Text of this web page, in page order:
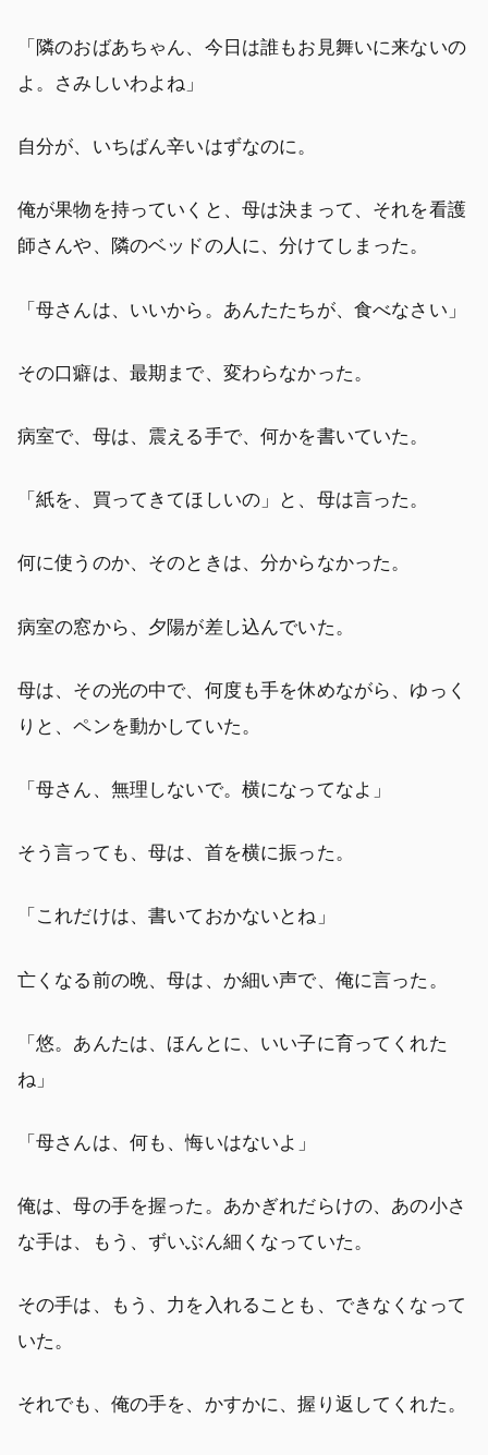
「隣のおばあちゃん、今日は誰もお見舞いに来ないの
よ。さみしいわよね」
自分が、いちばん辛いはずなのに。
俺が果物を持っていくと、母は決まって、それを看護
師さんや、隣のベッドの人に、分けてしまった。
「母さんは、いいから。あんたたちが、食べなさい」
その口癖は、最期まで、変わらなかった。
病室で、母は、震える手で、何かを書いていた。
「紙を、買ってきてほしいの」と、母は言った。
何に使うのか、そのときは、分からなかった。
病室の窓から、夕陽が差し込んでいた。
母は、その光の中で、何度も手を休めながら、ゆっく
りと、ペンを動かしていた。
「母さん、無理しないで。横になってなよ」
そう言っても、母は、首を横に振った。
「これだけは、書いておかないとね」
亡くなる前の晩、母は、か細い声で、俺に言った。
「悠。あんたは、ほんとに、いい子に育ってくれた
ね」
「母さんは、何も、悔いはないよ」
俺は、母の手を握った。あかぎれだらけの、あの小さ
な手は、もう、ずいぶん細くなっていた。
その手は、もう、力を入れることも、できなくなって
いた。
それでも、俺の手を、かすかに、握り返してくれた。